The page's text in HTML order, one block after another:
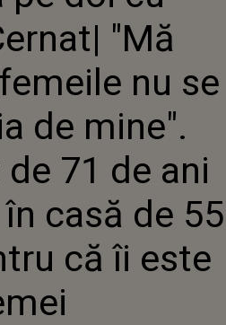
BĂRBAT DE 71 DE ANI STĂ ÎNCHIS
ÎN CASĂ DE 55 DE ANI PENTRU CĂ
ÎI ESTE FRICĂ DE FEMEI
"Mă
nu se
de mine".
71 de ani
casă de 55
că îi este